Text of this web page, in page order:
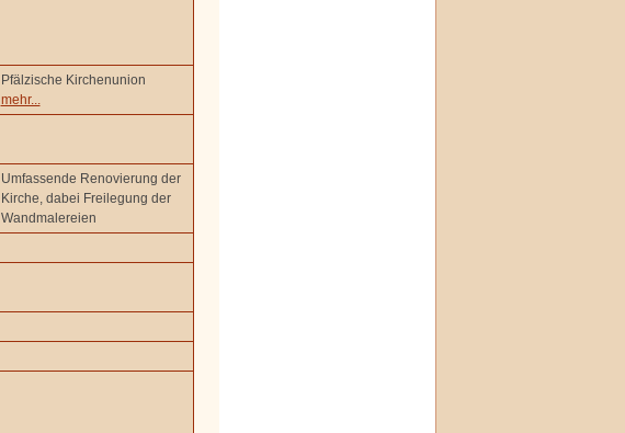
Pfälzische Kirchenunion
mehr...
Umfassende Renovierung der
Kirche, dabei Freilegung der
Wandmalereien